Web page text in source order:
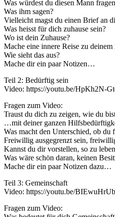
Was würdest du diesen Mann
Was ihm sagen?
Vielleicht magst du einen Brief an
Was heisst für dich zuhause sein?
Wo ist dein Zuhause?
Mache eine innere Reise zu
Wie sieht das aus?
Mache dir ein paar Notizen…
Teil 2: Bedürftig sein
Video: https://youtu.be/HpKh2N-
Fragen zum Video:
Traust du dich zu zeigen, wie du
…mit deiner ganzen
Was macht den Unterschied, ob
Freiwillig ausgegrenzt sein,
Kannst du dir vorstellen, so zu
Was wäre schön daran, keinen
Mache dir ein paar Notizen dazu…
Teil 3: Gemeinschaft
Video: https://youtu.be/
Fragen zum Video: